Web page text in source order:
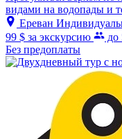
видами на водопады и
Ереван
99 $ за экскурсию
до
Без предоплаты